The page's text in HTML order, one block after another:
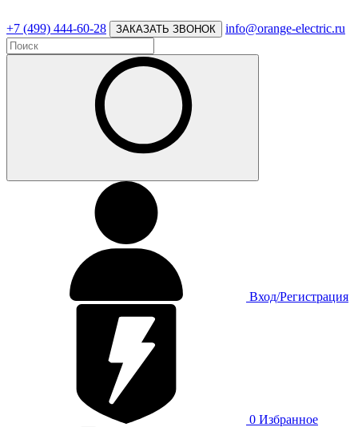
+7 (499) 444-60-28 ЗАКАЗАТЬ ЗВОНОК info@orange-electric.ru
Вход/Регистрация
0 Избранное